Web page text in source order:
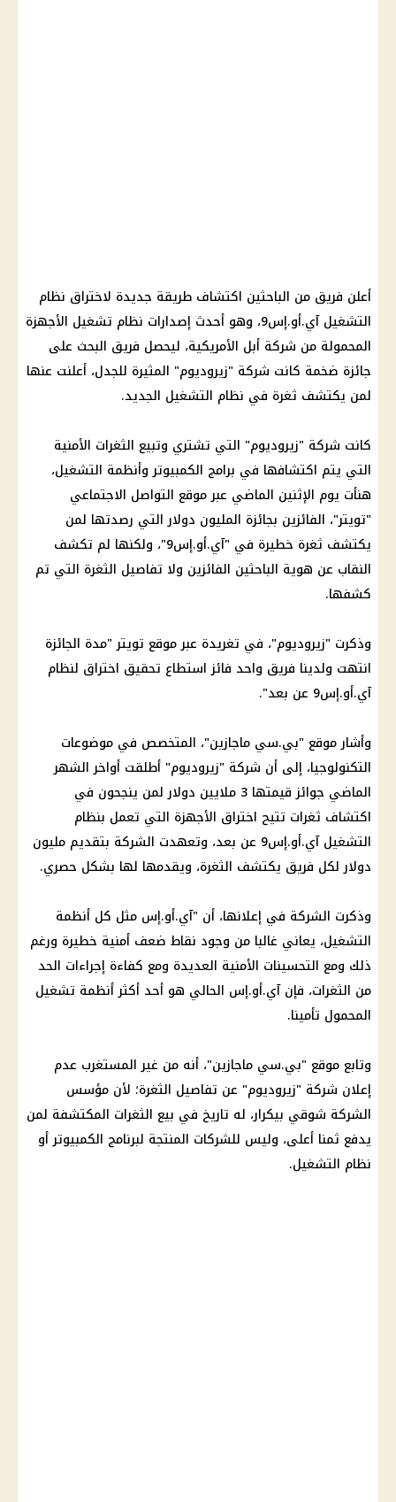
أعلن فريق من الباحثين اكتشاف طريقة جديدة لاختراق نظام
التشغيل آي.أو.إس9، وهو أحدث إصدارات نظام تشغيل الأجهزة
المحمولة من شركة أبل الأمريكية، ليحصل فريق البحث على
جائزة ضخمة كانت شركة "زيروديوم" المثيرة للجدل، أعلنت عنها
لمن يكتشف ثغرة في نظام التشغيل الجديد.
كانت شركة "زيروديوم" التي تشتري وتبيع الثغرات الأمنية
التي يتم اكتشافها في برامج الكمبيوتر وأنظمة التشغيل،
هنأت يوم الإثنين الماضي عبر موقع التواصل الاجتماعي
"تويتر"، الفائزين بجائزة المليون دولار التي رصدتها لمن
يكتشف ثغرة خطيرة في "آي.أو.إس9"، ولكنها لم تكشف
النقاب عن هوية الباحثين الفائزين ولا تفاصيل الثغرة التي تم
كشفها.
وذكرت "زيروديوم"، في تغريدة عبر موقع تويتر "مدة الجائزة
انتهت ولدينا فريق واحد فائز استطاع تحقيق اختراق لنظام
آي.أو.إس9 عن بعد".
وأشار موقع "بي.سي ماجازين"، المتخصص في موضوعات
التكنولوجيا، إلى أن شركة "زيروديوم" أطلقت أواخر الشهر
الماضي جوائز قيمتها 3 ملايين دولار لمن ينجحون في
اكتشاف ثغرات تتيح اختراق الأجهزة التي تعمل بنظام
التشغيل آي.أو.إس9 عن بعد، وتعهدت الشركة بتقديم مليون
دولار لكل فريق يكتشف الثغرة، ويقدمها لها بشكل حصري.
وذكرت الشركة في إعلانها، أن "آي.أو.إس مثل كل أنظمة
التشغيل، يعاني غالبا من وجود نقاط ضعف أمنية خطيرة ورغم
ذلك ومع التحسينات الأمنية العديدة ومع كفاءة إجراءات الحد
من الثغرات، فإن آي.أو.إس الحالي هو أحد أكثر أنظمة تشغيل
المحمول تأمينا.
وتابع موقع "بي.سي ماجازين"، أنه من غير المستغرب عدم
إعلان شركة "زيروديوم" عن تفاصيل الثغرة؛ لأن مؤسس
الشركة شوقي بيكرار، له تاريخ في بيع الثغرات المكتشفة لمن
يدفع ثمنا أعلى، وليس للشركات المنتجة لبرنامج الكمبيوتر أو
نظام التشغيل.